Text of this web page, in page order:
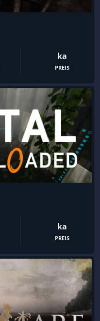
Basketball
Bogenschießen
Böswilliger Protagonist
Brettspiel
Building
Card Battler
Charakterbasiertes Actionspiel
Dark Fantasy
Detektiv
Diplomatie
Doom-Like
ka
PREIS
ka
PREIS